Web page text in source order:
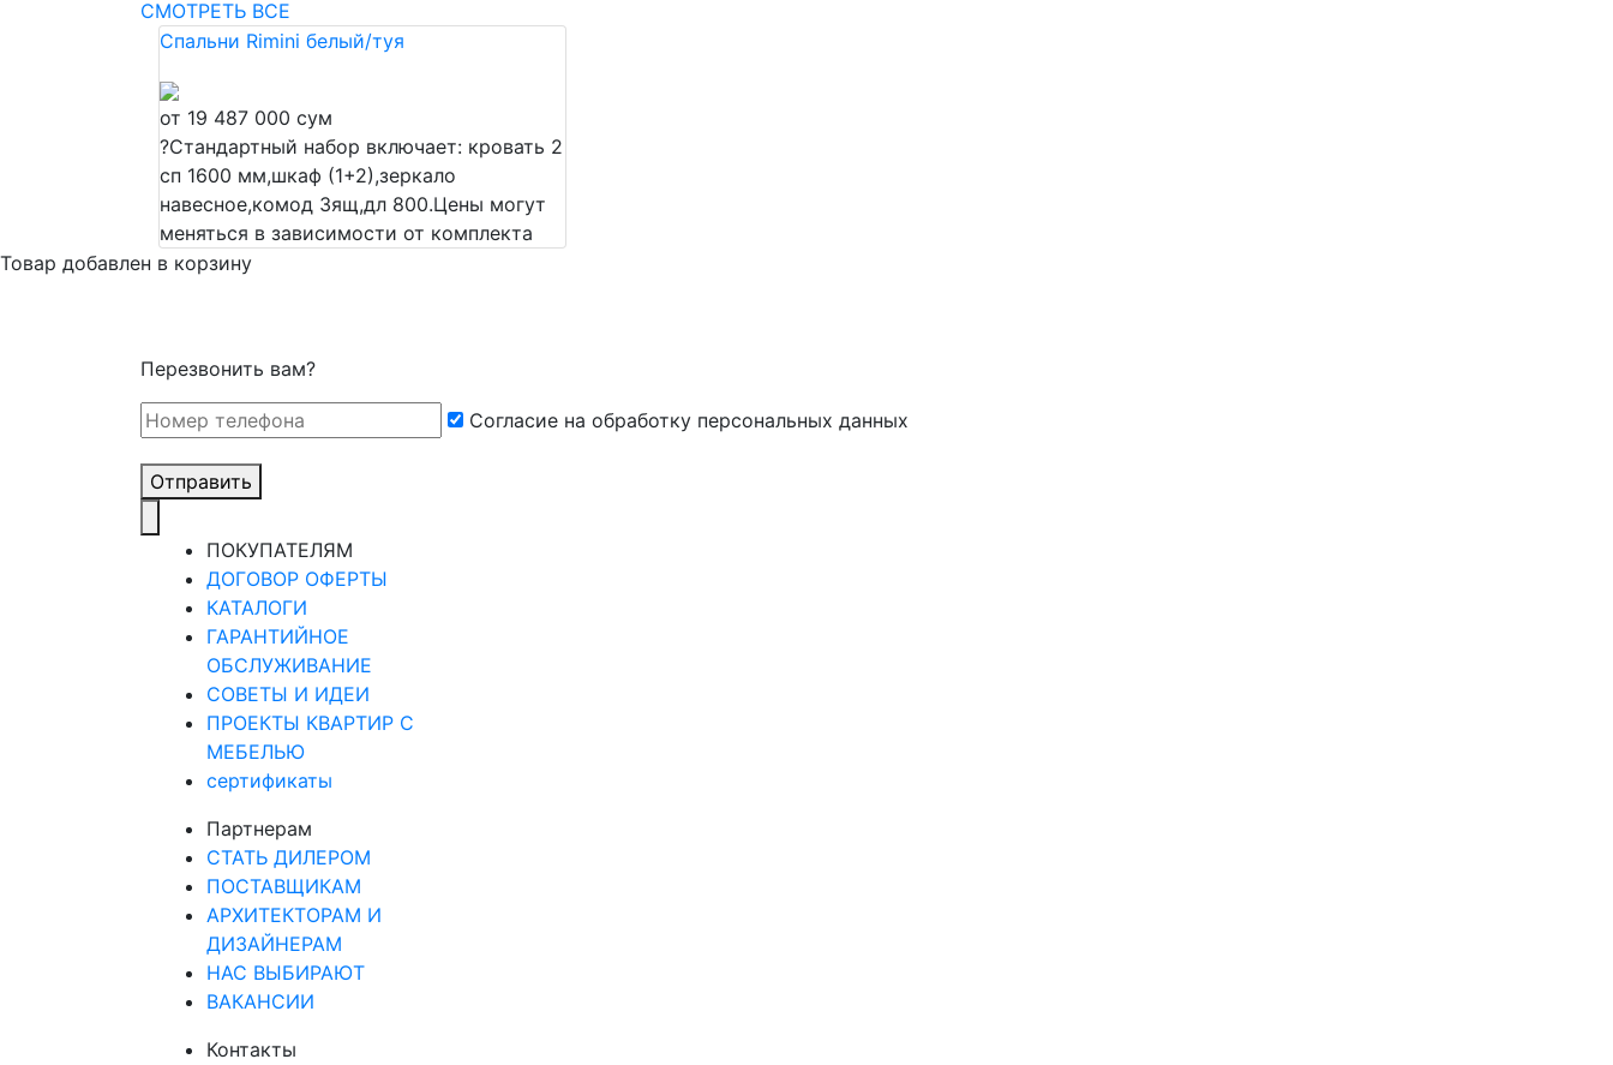
СМОТРЕТЬ ВСЕ
Спальни Rimini белый/туя
от 19 487 000 сум
?Стандартный набор включает: кровать 2
сп 1600 мм,шкаф (1+2),зеркало
навесное,комод Зящ,дл 800.Цены могут
меняться в зависимости от комплекта
Товар добавлен в корзину
Перезвонить вам?
Cогласие на обработку персональных данных
Отправить
ПОКУПАТЕЛЯМ
ДОГОВОР ОФЕРТЫ
КАТАЛОГИ
ГАРАНТИЙНОЕ
ОБСЛУЖИВАНИЕ
СОВЕТЫ И ИДЕИ
ПРОЕКТЫ КВАРТИР С
МЕБЕЛЬЮ
сертификаты
Партнерам
СТАТЬ ДИЛЕРОМ
ПОСТАВЩИКАМ
АРХИТЕКТОРАМ И
ДИЗАЙНЕРАМ
НАС ВЫБИРАЮТ
ВАКАНСИИ
Контакты